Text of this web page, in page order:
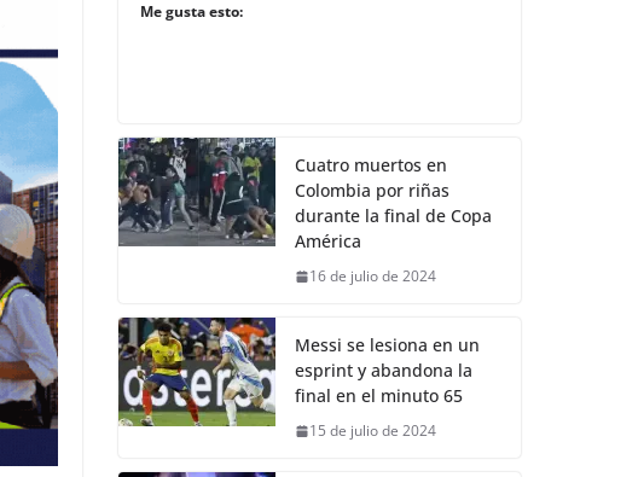
Me gusta esto:
Cuatro muertos en
Colombia por riñas
durante la final de Copa
América
16 de julio de 2024
Messi se lesiona en un
esprint y abandona la
final en el minuto 65
15 de julio de 2024